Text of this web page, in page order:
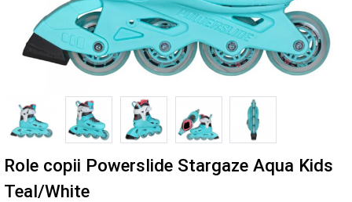
Role copii Powerslide Stargaze Aqua Kids
Teal/White